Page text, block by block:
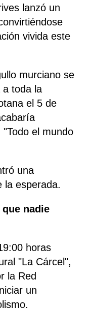
lanzó un
vivida este
murciano se
a toda la
el 5 de
el mundo
una
la esperada.
nadie
horas
"La Cárcel",
la Red
un